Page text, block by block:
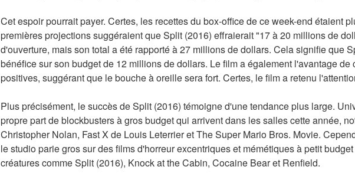
Cet espoir pourrait payer. Certes, les recettes du box-office de ce week-end étaient
premières projections suggéraient que Split (2016) effraierait "17 à 20 millions de
d'ouverture, mais son total a été rapporté à 27 millions de dollars. Cela signifie que
bénéfice sur son budget de 12 millions de dollars. Le film a également l'avantage de
positives, suggérant que le bouche à oreille sera fort. Certes, le film a retenu
Plus précisément, le succès de Split (2016) témoigne d'une tendance plus large.
propre part de blockbusters à gros budget qui arrivent dans les salles cette année,
Christopher Nolan, Fast X de Louis Leterrier et The Super Mario Bros. Movie.
le studio parie gros sur des films d'horreur excentriques et mémétiques à petit
créatures comme Split (2016), Knock at the Cabin, Cocaine Bear et Renfield.